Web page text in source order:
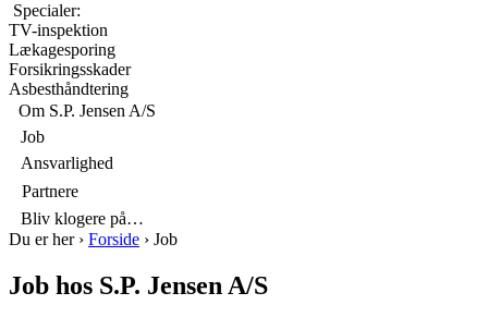
Specialer:
TV-inspektion
Lækagesporing
Forsikringsskader
Asbesthåndtering
Om S.P. Jensen A/S
Job
Ansvarlighed
Partnere
Bliv klogere på…
Du er her › Forside › Job
Job hos S.P. Jensen A/S